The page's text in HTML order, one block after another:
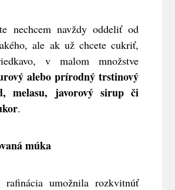
nechcem navždy oddeliť od
ale ak už chcete cukriť,
v malom množstve
alebo prírodný trstinový
melasu, javorový sirup či
.
múka
rafinácia umožnila rozkvitnúť